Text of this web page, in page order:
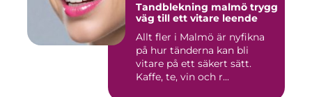
Tandblekning malmö trygg
väg till ett vitare leende
Allt fler i Malmö är nyfikna
på hur tänderna kan bli
vitare på ett säkert sätt.
Kaffe, te, vin och r...